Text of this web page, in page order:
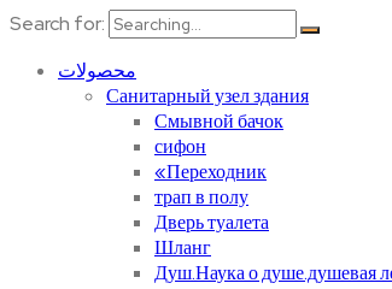
Search for:
محصولات
Санитарный узел здания
Смывной бачок
сифон
«Переходник
трап в полу
Дверь туалета
Шланг
Душ.Наука о душе.душевая